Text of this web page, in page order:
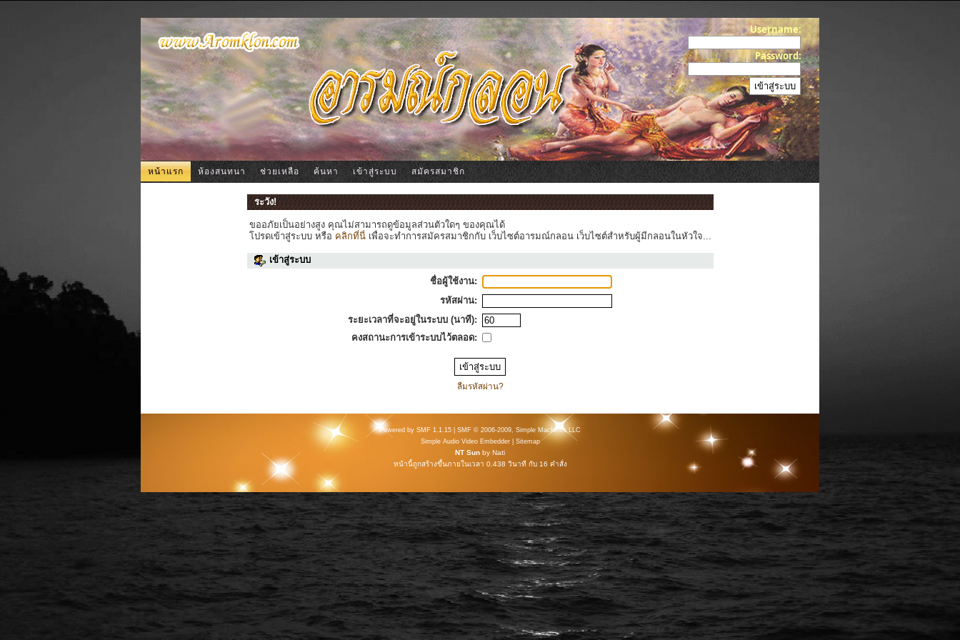
Username:
Password:
หน้าแรก ห้องสนทนา ช่วยเหลือ ค้นหา เข้าสู่ระบบ สมัครสมาชิก
ระวัง!
ขออภัยเป็นอย่างสูง คุณไม่สามารถดูข้อมูลส่วนตัวใดๆ ของคุณได้
โปรดเข้าสู่ระบบ หรือ คลิกที่นี่เพื่อจะทำการสมัครสมาชิกกับ เว็บไซต์อารมณ์กลอน เว็บไซต์สำหรับผู้มีกลอนในหัวใจ...
เข้าสู่ระบบ
ชื่อผู้ใช้งาน:
รหัสผ่าน:
ระยะเวลาที่จะอยู่ในระบบ (นาที):
คงสถานะการเข้าระบบไว้ตลอด:
ลืมรหัสผ่าน?
Powered by SMF 1.1.15
SMF © 2006-2009, Simple Machines LLC
Simple Audio Video Embedder
Sitemap
NT Sun by Nati
หน้านี้ถูกสร้างขึ้นภายในเวลา 0.438 วินาที กับ 16 คำสั่ง